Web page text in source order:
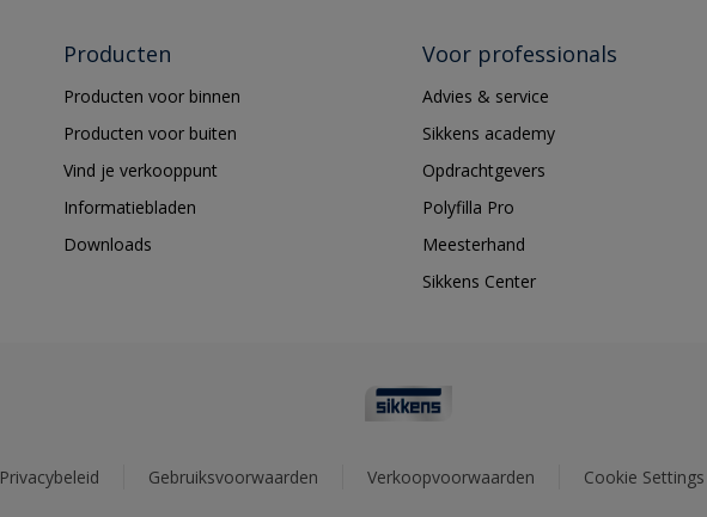
Producten
Producten voor binnen
Producten voor buiten
Vind je verkooppunt
Informatiebladen
Downloads
Voor professionals
Advies & service
Sikkens academy
Opdrachtgevers
Polyfilla Pro
Meesterhand
Sikkens Center
Privacybeleid Gebruiksvoorwaarden Verkoopvoorwaarden Cookie Settings